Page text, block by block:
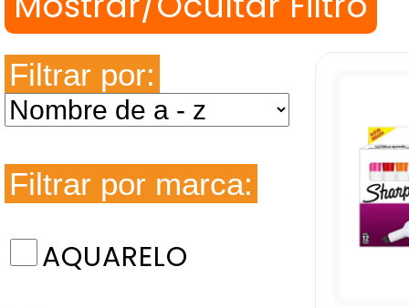
Filtrar por:
Filtrar por marca:
AQUARELO